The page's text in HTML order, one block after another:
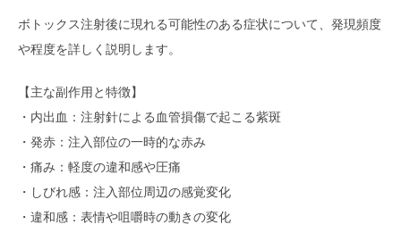
ボトックス注射後に現れる可能性のある症状について、発現頻度
や程度を詳しく説明します。
【主な副作用と特徴】
・内出血：注射針による血管損傷で起こる紫斑
・発赤：注入部位の一時的な赤み
・痛み：軽度の違和感や圧痛
・しびれ感：注入部位周辺の感覚変化
・違和感：表情や咀嚼時の動きの変化